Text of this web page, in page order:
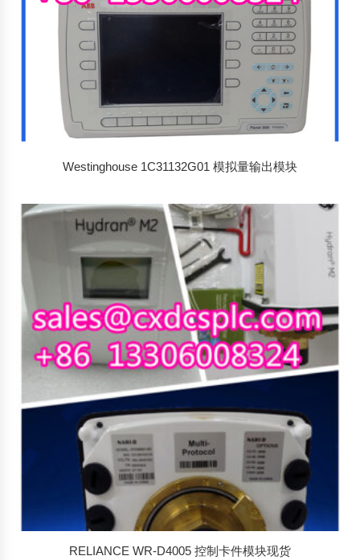
Westinghouse 1C31132G01 模拟量输出模块
RELIANCE WR-D4005 控制卡件模块现货